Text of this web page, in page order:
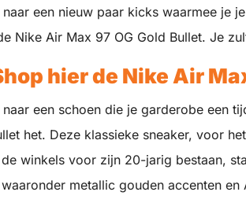
een nieuw paar kicks waarmee je
Nike Air Max 97 OG Gold Bullet. Je
hier de Nike Air
een schoen die je garderobe een
het. Deze klassieke sneaker, voor
winkels voor zijn 20-jarig bestaan,
metallic gouden accenten